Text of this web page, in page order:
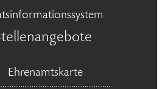
Ehrenamtskarte